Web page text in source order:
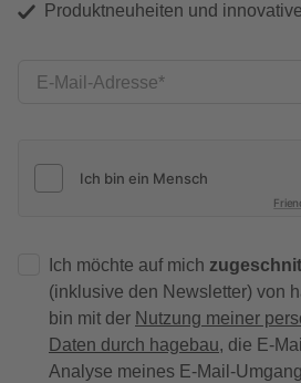
Produktneuheiten und
E-Mail-Adresse
Ich möchte auf mich
(inklusive den Newsletter) von
bin mit der Nutzung meiner
Daten durch hagebau, die E-
Analyse meines E-Mail-